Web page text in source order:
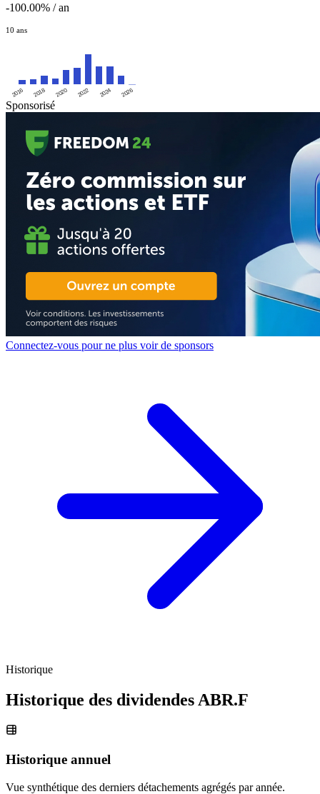
-100.00% / an
10 ans
2016 2018 2020 2022 2024 2026
Sponsorisé
Connectez-vous pour ne plus voir de sponsors
Historique
Historique des dividendesABR.F
Historique annuel
Vue synthétique des derniers détachements agrégés par année.